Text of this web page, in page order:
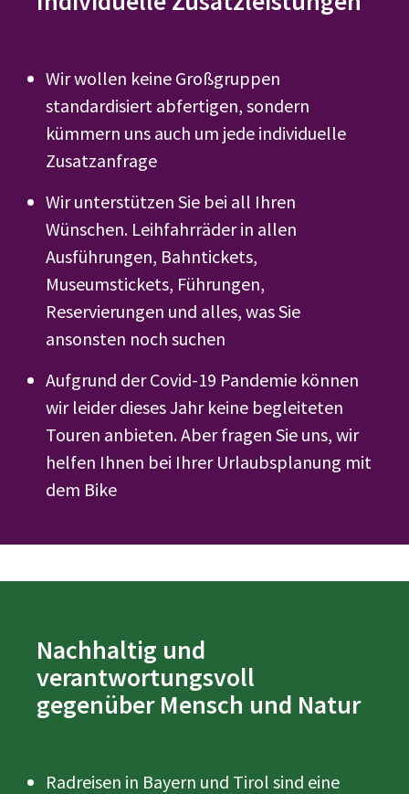
Wir wollen keine Großgruppen
standardisiert abfertigen, sondern
kümmern uns auch um jede individuelle
Zusatzanfrage
Wir unterstützen Sie bei all Ihren
Wünschen. Leihfahrräder in allen
Ausführungen, Bahntickets,
Museumstickets, Führungen,
Reservierungen und alles, was Sie
ansonsten noch suchen
Aufgrund der Covid-19 Pandemie können
wir leider dieses Jahr keine begleiteten
Touren anbieten. Aber fragen Sie uns, wir
helfen Ihnen bei Ihrer Urlaubsplanung mit
dem Bike
Nachhaltig und
verantwortungsvoll
gegenüber Mensch und Natur
Radreisen in Bayern und Tirol sind eine